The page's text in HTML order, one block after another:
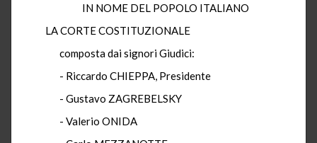
IN NOME DEL POPOLO ITALIANO
LA CORTE COSTITUZIONALE
composta dai signori Giudici:
- Riccardo CHIEPPA, Presidente
- Gustavo ZAGREBELSKY
- Valerio ONIDA